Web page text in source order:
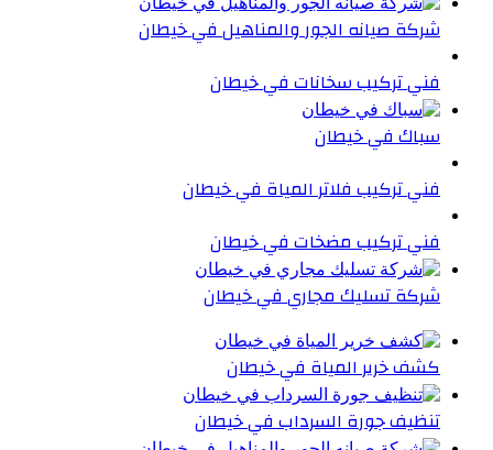
شركة صيانه الجور والمناهيل في خيطان
فني تركيب سخانات في خيطان
سباك في خيطان
فني تركيب فلاتر المياة في خيطان
فني تركيب مضخات في خيطان
شركة تسليك مجاري في خيطان
كشف خرير المياة في خيطان
تنظيف جورة السرداب في خيطان